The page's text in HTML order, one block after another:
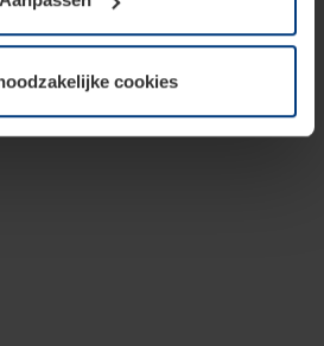
elk moment bij de uitleg van de
cookies